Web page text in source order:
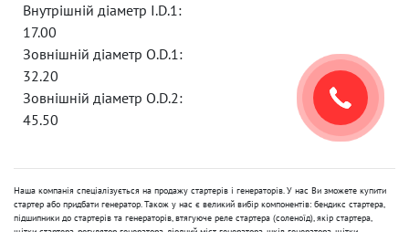
Внутрішній діаметр I.D.1:
17.00
Зовнішній діаметр O.D.1:
32.20
Зовнішній діаметр O.D.2:
45.50
Наша компанія спеціалізується на продажу стартерів і генераторів. У нас Ви зможете купити
стартер або придбати генератор. Також у нас є великий вибір компонентів: бендикс стартера,
підшипники до стартерів та генераторів, втягуюче реле стартера (соленоїд), якір стартера,